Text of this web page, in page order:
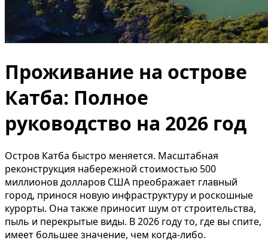
Проживание на острове
Катба: Полное
руководство на 2026 год
Остров Катба быстро меняется. Масштабная
реконструкция набережной стоимостью 500
миллионов долларов США преображает главный
город, принося новую инфраструктуру и роскошные
курорты. Она также приносит шум от строительства,
пыль и перекрытые виды. В 2026 году то, где вы спите,
имеет большее значение, чем когда-либо.